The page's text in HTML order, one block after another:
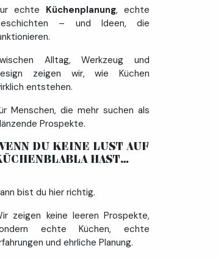
echte Küchenplanung, echte
– und Ideen, die
Alltag, Werkzeug und
zeigen wir, wie Küchen
entstehen.
Menschen, die mehr suchen als
Prospekte.
DU KEINE LUST AUF
HAST…
bist du hier richtig.
zeigen keine leeren Prospekte,
echte Küchen, echte
und ehrliche Planung.